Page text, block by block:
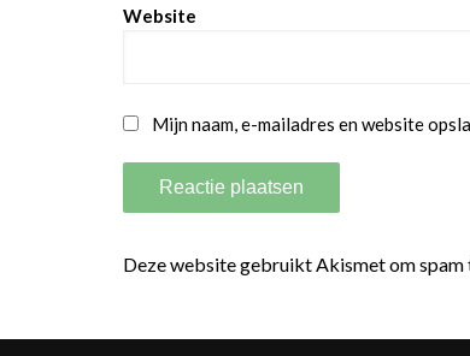
Website
Mijn naam, e-mailadres en website
Deze website gebruikt Akismet om spam